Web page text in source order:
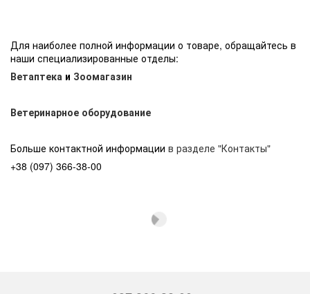
Для наиболее полной информации о товаре, обращайтесь в
наши специализированные отделы:
Ветаптека и Зоомагазин
Ветеринарное оборудование
Больше контактной информации в разделе "Контакты"
+38 (097) 366-38-00